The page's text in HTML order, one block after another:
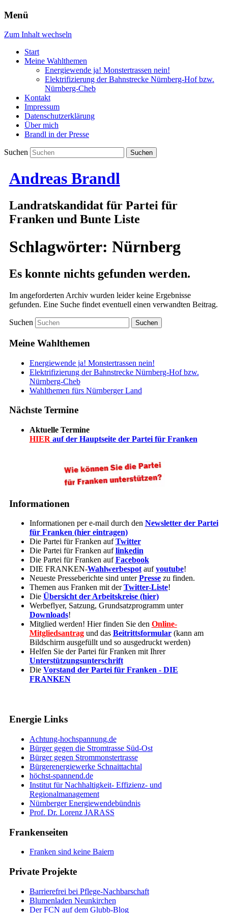
Menü
Zum Inhalt wechseln
Start
Meine Wahlthemen
Energiewende ja! Monstertrassen nein!
Elektrifizierung der Bahnstrecke Nürnberg-Hof bzw.
Nürnberg-Cheb
Kontakt
Impressum
Datenschutzerklärung
Über mich
Brandl in der Presse
Suchen
Andreas Brandl
Landratskandidat für Partei für
Franken und Bunte Liste
Schlagwörter: Nürnberg
Es konnte nichts gefunden werden.
Im angeforderten Archiv wurden leider keine Ergebnisse
gefunden. Eine Suche findet eventuell einen verwandten Beitrag.
Suchen
Meine Wahlthemen
Energiewende ja! Monstertrassen nein!
Elektrifizierung der Bahnstrecke Nürnberg-Hof bzw.
Nürnberg-Cheb
Wahlthemen fürs Nürnberger Land
Nächste Termine
Aktuelle Termine
HIER auf der Hauptseite der Partei für Franken
Informationen
Informationen per e-mail durch den Newsletter der Partei
für Franken (hier eintragen)
Die Partei für Franken aufTwitter
Die Partei für Franken auflinkedin
Die Partei für Franken aufFacebook
DIE FRANKEN-Wahlwerbespotaufyoutube!
Neueste Presseberichte sind unterPressezu finden.
Themen aus Franken mit derTwitter-Liste!
Die Übersicht der Arbeitskreise (hier)
Werbeflyer, Satzung, Grundsatzprogramm unter
Downloads!
Mitglied werden! Hier finden Sie den Online-
Mitgliedsantragund das Beitrittsformular(kann am
Bildschirm ausgefüllt und so ausgedruckt werden)
Helfen Sie der Partei für Franken mit Ihrer
Unterstützungsunterschrift
Die Vorstand der Partei für Franken - DIE
FRANKEN
Energie Links
Achtung-hochspannung.de
Bürger gegen die Stromtrasse Süd-Ost
Bürger gegen Strommonstertrasse
Bürgerenergiewerke Schnaittachtal
höchst-spannend.de
Institut für Nachhaltigkeit- Effizienz- und
Regionalmanagement
Nürnberger Energiewendebündnis
Prof. Dr. Lorenz JARASS
Frankenseiten
Franken sind keine Baiern
Private Projekte
Barrierefrei bei Pflege-Nachbarschaft
Blumenladen Neunkirchen
Der FCN auf dem Glubb-Blog